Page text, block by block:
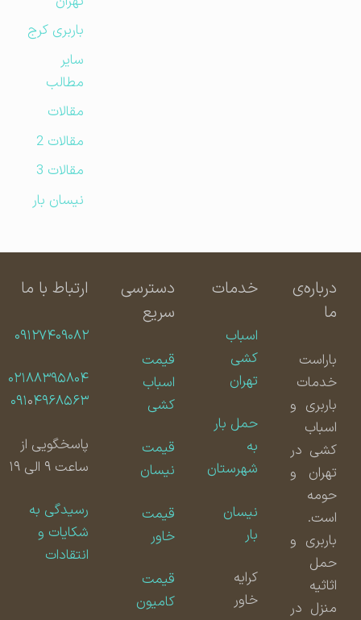
باربری کرج
مطالب
مقالات
مقالات 2
مقالات 3
نیسان بار
درباره‌ی
باراست
خدمات
باربری و
اسباب
کشی در
تهران و
حومه
است.
باربری و
حمل
اثاثیه
منزل در
خدمات
اسباب
کشی
تهران
حمل بار
شهرستان
نیسان
دسترسی
سریع
قیمت
اسباب
کشی
قیمت
نیسان
قیمت
قیمت
کامیون
ارتباط با ما
۰۹۱۲۷۴۰۹۰۸۲
۰۲۱۸۸۳۹۵۸۰۴
۰۹۱۰۴۹۶۸۵۶۳
پاسخگویی از
ساعت ۹ الی ۱۹
رسیدگی به
شکایات و
انتقادات